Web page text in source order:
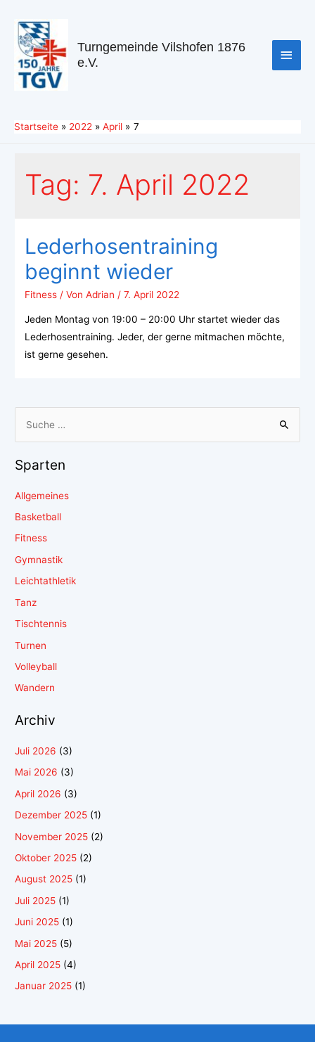
Turngemeinde Vilshofen 1876
e.V.
Startseite 2022 April 7
Tag: 7. April 2022
Lederhosentraining
beginnt wieder
Fitness/ Von Adrian / 7. April 2022
Jeden Montag von 19:00 – 20:00 Uhr startet wieder das
Lederhosentraining. Jeder, der gerne mitmachen möchte,
ist gerne gesehen.
Sparten
Allgemeines
Basketball
Fitness
Gymnastik
Leichtathletik
Tanz
Tischtennis
Turnen
Volleyball
Wandern
Archiv
Juli 2026 (3)
Mai 2026 (3)
April 2026 (3)
Dezember 2025 (1)
November 2025 (2)
Oktober 2025 (2)
August 2025 (1)
Juli 2025 (1)
Juni 2025 (1)
Mai 2025 (5)
April 2025 (4)
Januar 2025 (1)